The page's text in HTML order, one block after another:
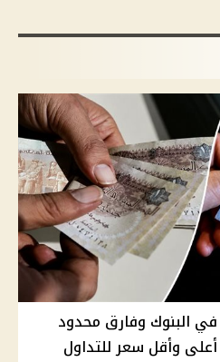
في البنوك وفارق محدود
وأقل سعر للتداول